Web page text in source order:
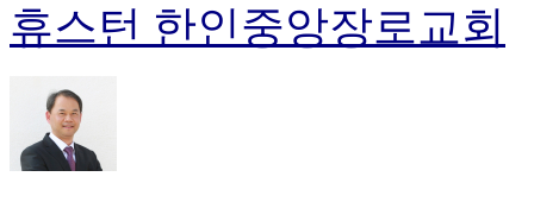
휴스턴 한인중앙장로교회